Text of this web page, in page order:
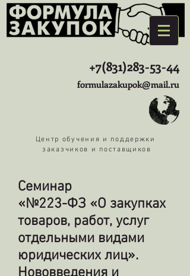
+7(831)283-53-44
formulazakupok@mail.ru
Центр обучения и поддержки
заказчиков и поставщиков
Семинар
«№223-ФЗ «О закупках
товаров, работ, услуг
отдельными видами
юридических лиц».